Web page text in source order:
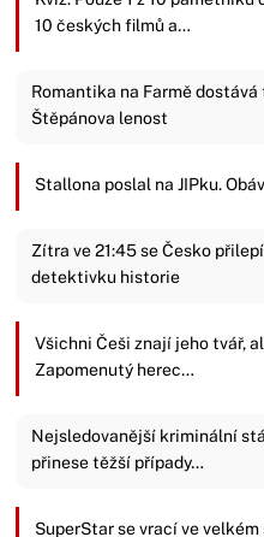
10 českých filmů a…
Romantika na Farmě
Štěpánova lenost
Stallona poslal na JIPku.
Zítra ve 21:45 se Česko
detektivku historie
Všichni Češi znají jeho tvář,
Zapomenutý herec…
Nejsledovanější kriminální
přinese těžší případy…
SuperStar se vrací ve velkém